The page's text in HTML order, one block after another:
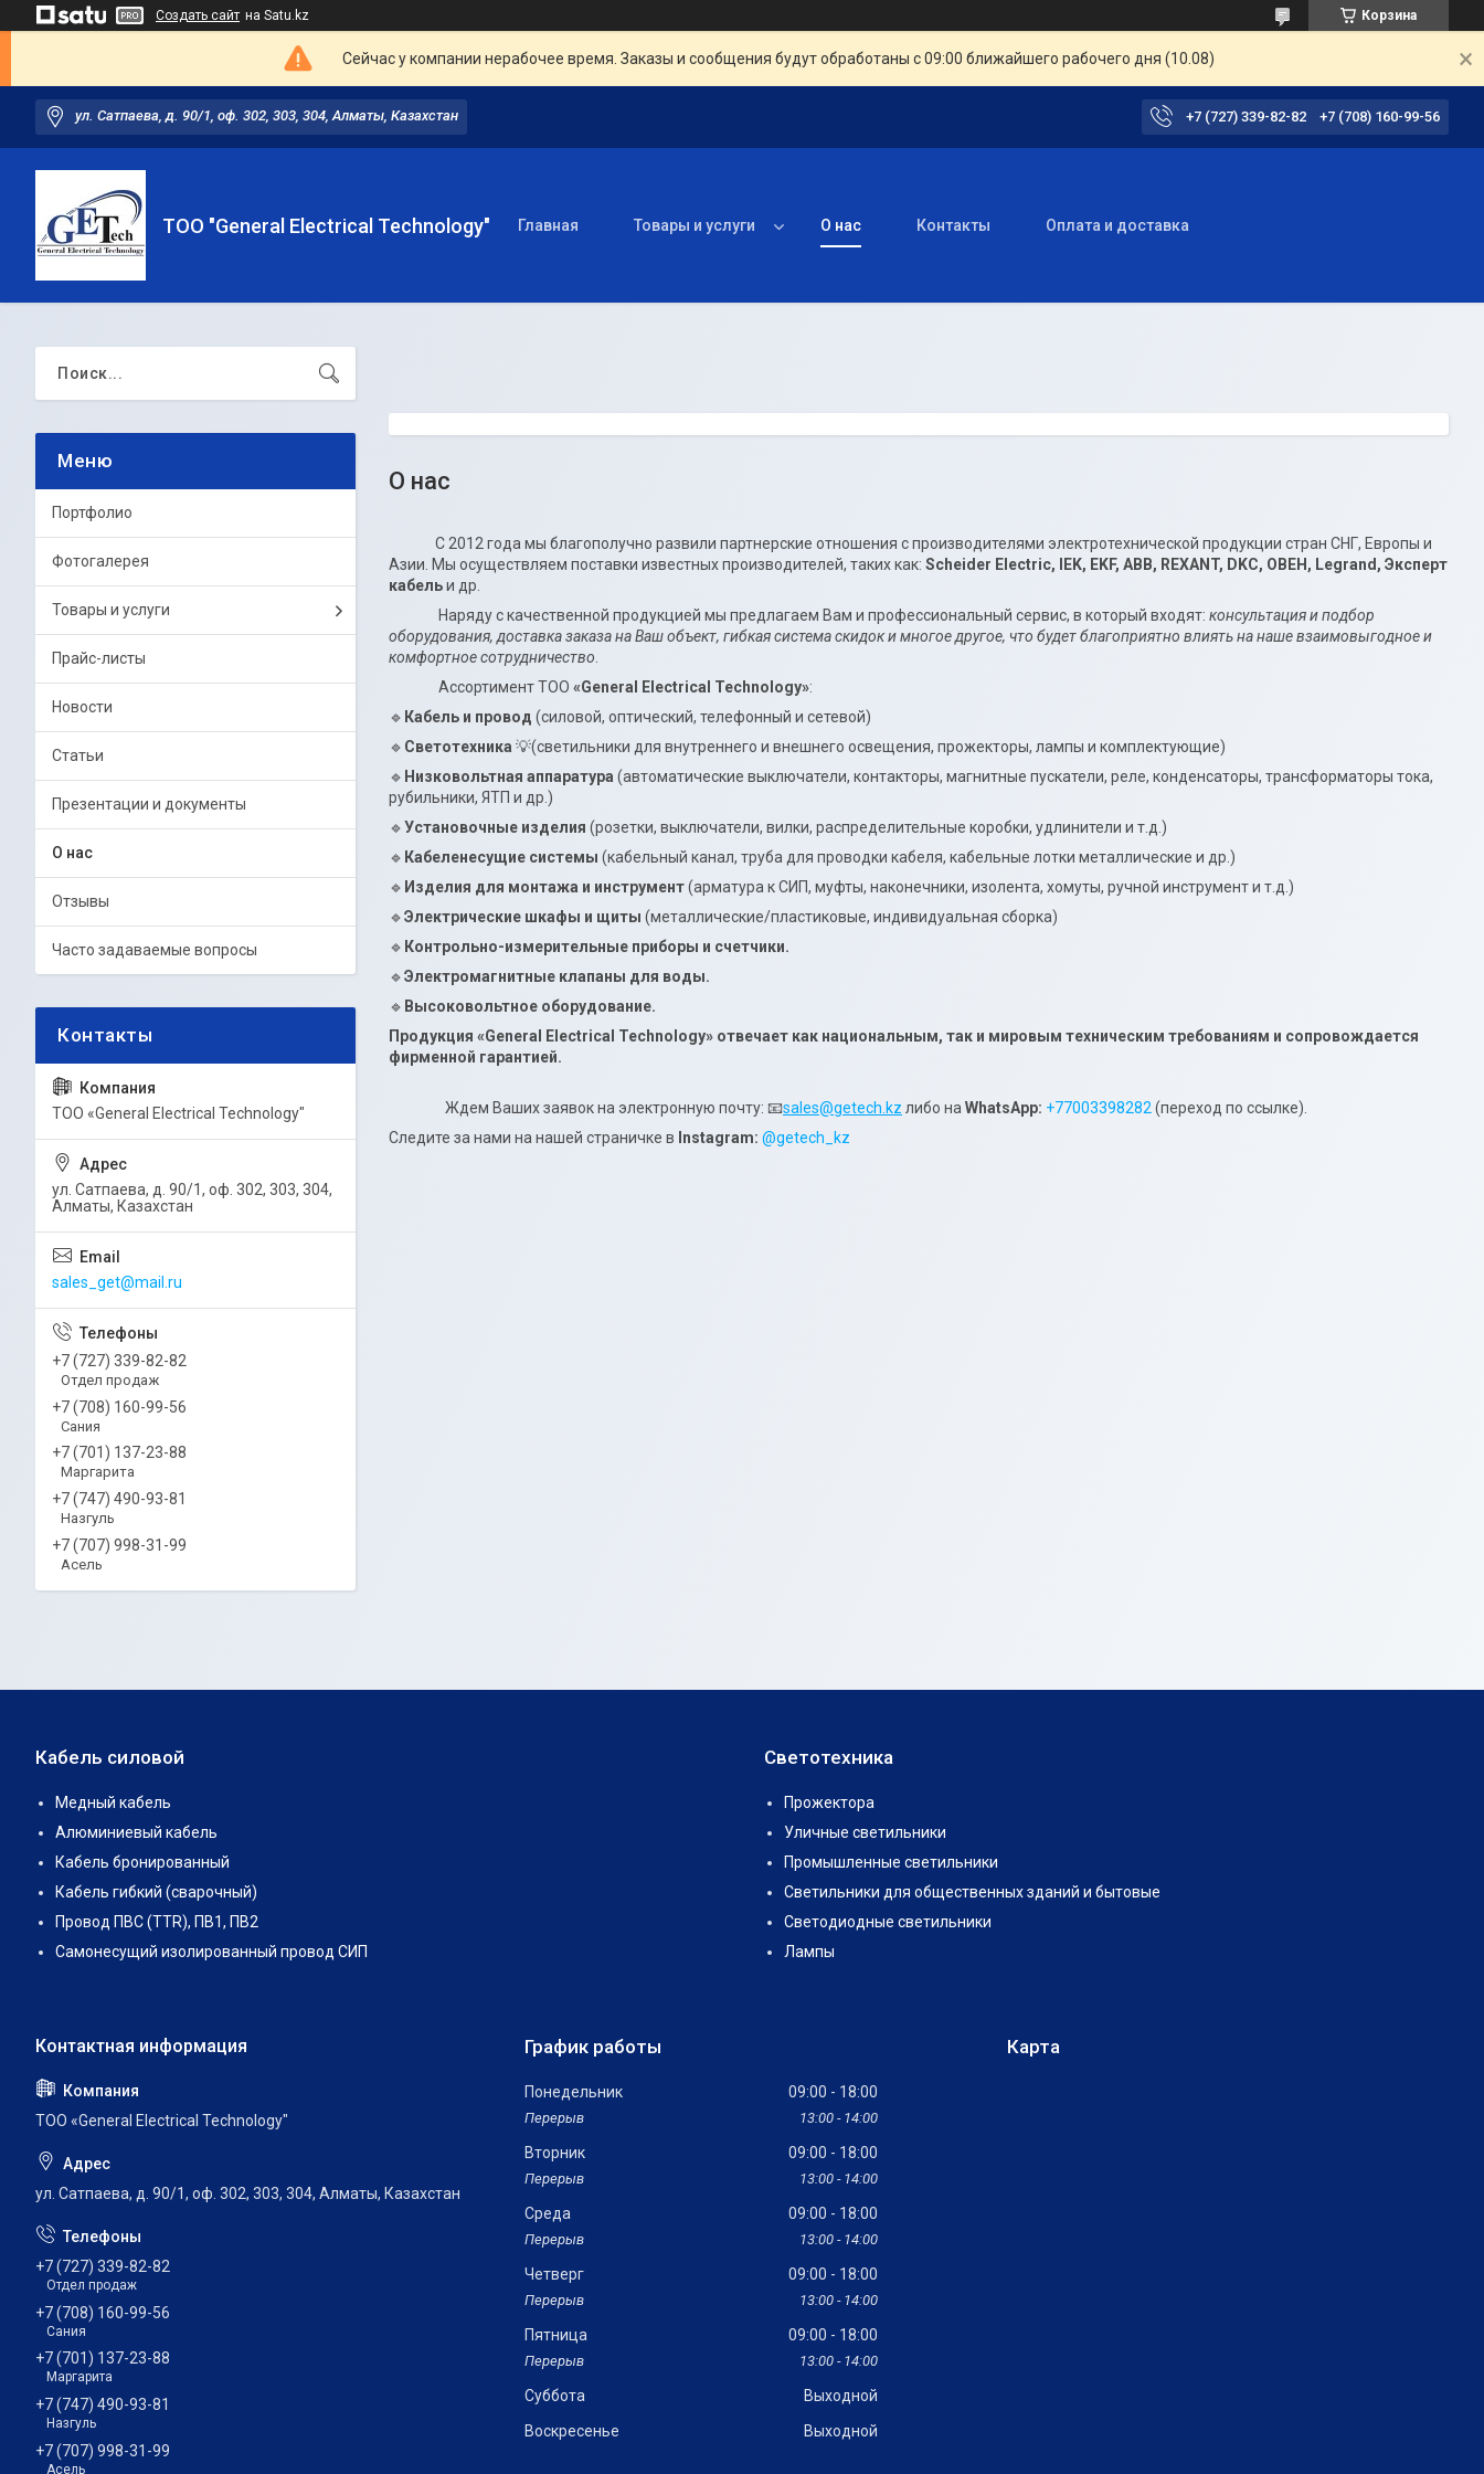
Создать сайт на Satu.kz Корзина
Сейчас у компании нерабочее время. Заказы и сообщения будут обработаны с 09:00 ближайшего рабочего дня (10.08)
ул. Сатпаева, д. 90/1, оф. 302, 303, 304, Алматы, Казахстан +7 (727) 339-82-82 +7 (708) 160-99-56
ТОО "General Electrical Technology" Главная Товары и услуги О нас Контакты Оплата и доставка
О нас
С 2012 года мы благополучно развили партнерские отношения с производителями электротехнической продукции стран СНГ, Европы и
Азии. Мы осуществляем поставки известных производителей, таких как: Scheider Electric, IEK, EKF, АВВ, REXANT, DKC, ОВЕН, Legrand, Эксперт
кабельи др.
Наряду с качественной продукцией мы предлагаем Вам и профессиональный сервис, в который входят: консультация и подбор
оборудования, доставка заказа на Ваш объект, гибкая система скидок и многое другое, что будет благоприятно влиять на наше взаимовыгодное и
комфортное сотрудничество
Ассортимент ТОО «General Electrical Technology»:
🔹 Кабель и провод (силовой, оптический, телефонный и сетевой)
🔹 Светотехника 💡(светильники для внутреннего и внешнего освещения, прожекторы, лампы и комплектующие)
🔹 Низковольтная аппаратура (автоматические выключатели, контакторы, магнитные пускатели, реле, конденсаторы, трансформаторы тока,
рубильники, ЯТП и др.)
🔹Установочные изделия (розетки, выключатели, вилки, распределительные коробки, удлинители и т.д.)
🔹 Кабеленесущие системы (кабельный канал, труба для проводки кабеля, кабельные лотки металлические и др.)
🔹 Изделия для монтажа и инструмент(арматура к СИП, муфты, наконечники, изолента, хомуты, ручной инструмент и т.д.)
🔹Электрические шкафы и щиты (металлические/пластиковые, индивидуальная сборка)
🔹 Контрольно-измерительные приборы и счетчики.
🔹Электромагнитные клапаны для воды.
🔹 Высоковольтное оборудование.
Продукция «General
Electrical Technology» отвечает как национальным, так и мировым техническим требованиям и сопровождается
фирменной гарантией.
Ждем Ваших заявок на электронную почту: 📧sales@getech.kz либо на WhatsApp: +77003398282 (переход по ссылке).
Следите за нами на нашей страничке в Instagram: @getech_kz
Портфолио
Фотогалерея
Товары и услуги
Прайс-листы
Новости
Статьи
Презентации и документы
О нас
Отзывы
Часто задаваемые вопросы
ТОО «General Electrical Technology"
ул. Сатпаева, д. 90/1, оф. 302, 303, 304,
Алматы, Казахстан
sales_get@mail.ru
+7 (727) 339-82-82
Отдел продаж
+7 (708) 160-99-56
Сания
+7 (701) 137-23-88
Маргарита
+7 (747) 490-93-81
Назгуль
+7 (707) 998-31-99
Асель
Кабель силовой
Медный кабель
Алюминиевый кабель
Кабель бронированный
Кабель гибкий (сварочный)
Провод ПВС (TTR), ПВ1, ПВ2
Самонесущий изолированный провод СИП
Светотехника
Прожектора
Уличные светильники
Промышленные светильники
Светильники для общественных зданий и бытовые
Светодиодные светильники
Лампы
ТОО «General Electrical Technology"
ул. Сатпаева, д. 90/1, оф. 302, 303, 304, Алматы, Казахстан
+7 (727) 339-82-82
Отдел продаж
+7 (708) 160-99-56
Сания
+7 (701) 137-23-88
Маргарита
+7 (747) 490-93-81
Назгуль
+7 (707) 998-31-99
Асель
График работы
Понедельник 09:00 18:00
13:00 14:00
Вторник 09:00 18:00
13:00 14:00
Среда 09:00 18:00
13:00 14:00
Четверг 09:00 18:00
13:00 14:00
Пятница 09:00 18:00
13:00 14:00
Суббота
Выходной
Воскресенье
Выходной
Карта